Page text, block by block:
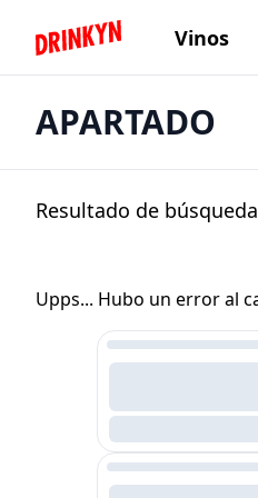
Inicio DrinkynVinos
APARTADO
Resultado de
Upps... Hubo un error al